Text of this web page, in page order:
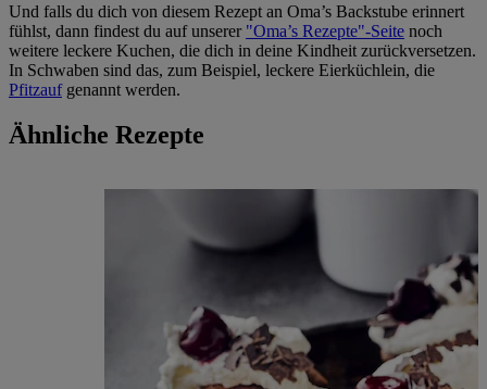
Und falls du dich von diesem Rezept an Oma’s Backstube erinnert
fühlst, dann findest du auf unserer "Oma’s Rezepte"-Seite noch
weitere leckere Kuchen, die dich in deine Kindheit zurückversetzen.
In Schwaben sind das, zum Beispiel, leckere Eierküchlein, die
Pfitzaufgenannt werden.
Ähnliche Rezepte